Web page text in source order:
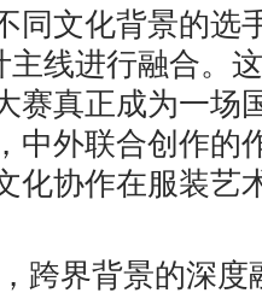
同文化背景的选
主线进行融合。
赛真正成为一场
中外联合创作的
化协作在服装艺
跨界背景的深度